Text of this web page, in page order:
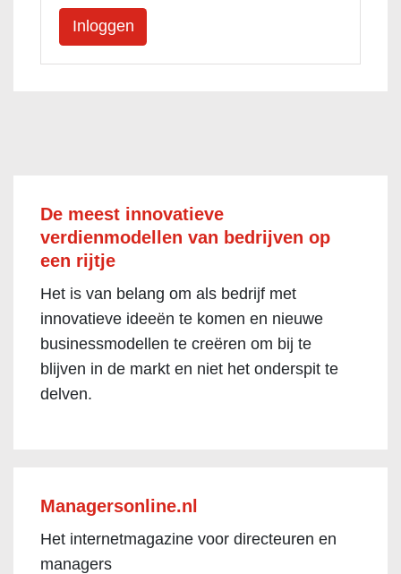
De meest innovatieve
verdienmodellen van bedrijven op
een rijtje
Het is van belang om als bedrijf met
innovatieve ideeën te komen en nieuwe
businessmodellen te creëren om bij te
blijven in de markt en niet het onderspit te
delven.
Managersonline.nl
Het internetmagazine voor directeuren en
managers